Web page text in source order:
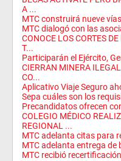
A ...
MTC construirá nueve
MTC dialogó con las
CONOCE LOS CORTES
T...
Participarán el Ejército,
CIERRAN MINERA
CO...
Aplicativo Viaje Seguro
Sepa cuáles son los
Precandidatos ofrecen
COLEGIO MÉDICO
REGIONAL ...
MTC adelanta citas para
MTC adelanta entrega de
MTC recibió